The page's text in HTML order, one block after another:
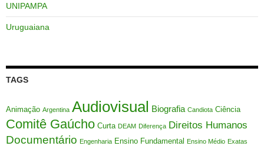
UNIPAMPA
Uruguaiana
TAGS
Animação Argentina Audiovisual Biografia Candiota Ciência
Comitê Gaúcho Curta DEAM Diferença Direitos Humanos
Documentário Engenharia Ensino Fundamental Ensino Médio Exatas